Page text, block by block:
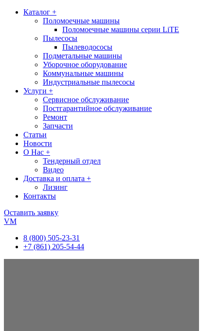
Каталог +
Поломоечные машины
Поломоечные машины серии LiTE
Пылесосы
Пылеводососы
Подметальные машины
Уборочное оборудование
Коммунальные машины
Индустриальные пылесосы
Услуги +
Сервисное обслуживание
Постгарантийное обслуживание
Ремонт
Запчасти
Статьи
Новости
О Нас +
Тендерный отдел
Видео
Доставка и оплата +
Лизинг
Контакты
Оставить заявку
VM
8 (800) 505-23-31
+7 (861) 205-54-44